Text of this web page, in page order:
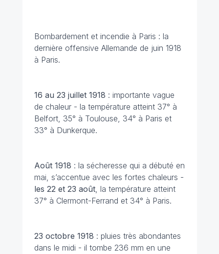
Bombardement et incendie à Paris : la
dernière offensive Allemande de juin 1918
à Paris.
16 au 23 juillet 1918 : importante vague
de chaleur - la température atteint 37° à
Belfort, 35° à Toulouse, 34° à Paris et
33° à Dunkerque.
Août 1918 : la sécheresse qui a débuté en
mai, s’accentue avec les fortes chaleurs -
les 22 et 23 août, la température atteint
37° à Clermont-Ferrand et 34° à Paris.
23 octobre 1918 : pluies très abondantes
dans le midi - il tombe 236 mm en une